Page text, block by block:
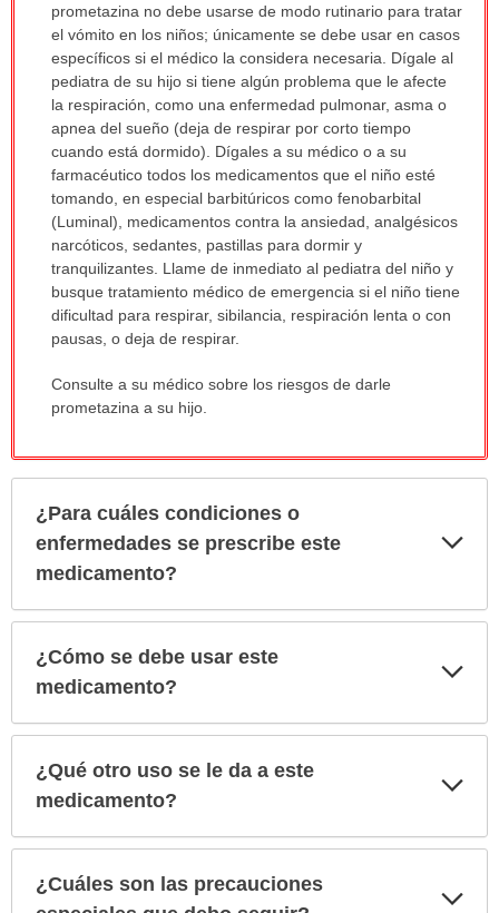
prometazina no debe usarse de modo rutinario para tratar
el vómito en los niños; únicamente se debe usar en casos
específicos si el médico la considera necesaria. Dígale al
pediatra de su hijo si tiene algún problema que le afecte
la respiración, como una enfermedad pulmonar, asma o
apnea del sueño (deja de respirar por corto tiempo
cuando está dormido). Dígales a su médico o a su
farmacéutico todos los medicamentos que el niño esté
tomando, en especial barbitúricos como fenobarbital
(Luminal), medicamentos contra la ansiedad, analgésicos
narcóticos, sedantes, pastillas para dormir y
tranquilizantes. Llame de inmediato al pediatra del niño y
busque tratamiento médico de emergencia si el niño tiene
dificultad para respirar, sibilancia, respiración lenta o con
pausas, o deja de respirar.
Consulte a su médico sobre los riesgos de darle
prometazina a su hijo.
¿Para cuáles condiciones o
enfermedades se prescribe este
medicamento?
¿Cómo se debe usar este
medicamento?
¿Qué otro uso se le da a este
medicamento?
¿Cuáles son las precauciones